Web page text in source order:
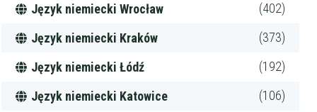
Język niemiecki Wrocław (402)
Język niemiecki Kraków (373)
Język niemiecki Łódź (192)
Język niemiecki Katowice (106)